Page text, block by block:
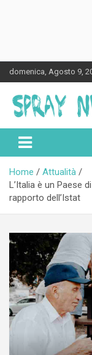
Skip
to
content
domenica, Agosto 9,
Home
Attualità
L’Italia è un Paese
rapporto dell’Istat